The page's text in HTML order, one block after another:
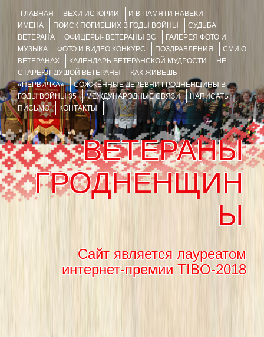
ГЛАВНАЯ ВЕХИ ИСТОРИИ
И В ПАМЯТИ НАВЕКИ
ИМЕНА
ПОИСК ПОГИБШИХ В ГОДЫ ВОЙНЫ
СУДЬБА
ВЕТЕРАНА
ОФИЦЕРЫ- ВЕТЕРАНЫ ВС
ГАЛЕРЕЯ ФОТО И
МУЗЫКА
ФОТО И ВИДЕО КОНКУРС ПОЗДРАВЛЕНИЯ
СМИ О
ВЕТЕРАНАХ
КАЛЕНДАРЬ ВЕТЕРАНСКОЙ МУДРОСТИ
НЕ
СТАРЕЮТ ДУШОЙ ВЕТЕРАНЫ
КАК ЖИВЁШЬ
«ПЕРВИЧКА»
СОЖЖЁННЫЕ ДЕРЕВНИ ГРОДНЕНЩИНЫ В
ГОДЫ ВОЙНЫ 35
МЕЖДУНАРОДНЫЕ СВЯЗИ
НАПИСАТЬ
ПИСЬМО
КОНТАКТЫ
ВЕТЕРАНЫ
ГРОДНЕНЩИН
Ы
Сайт является лауреатом
интернет-премии TIBO-2018